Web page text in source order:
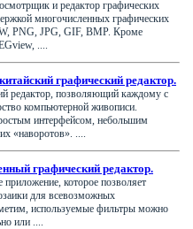
и редактор графических
многочисленных графических
PNG, JPG, GIF, BMP. Кроме
....
графический редактор.
редактор, позволяющий каждому с
компьютерной живописи.
интерфейсом, небольшим
«наворотов». ....
графический редактор.
приложение, которое позволяет
для всевозможных
используемые фильтры можно
или ....